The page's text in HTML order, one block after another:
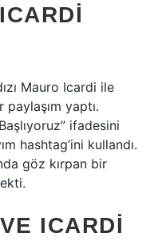
Mauro Icardi ile
yaptı.
ifadesini
hashtag’ini kullandı.
göz kırpan bir
ICARDI